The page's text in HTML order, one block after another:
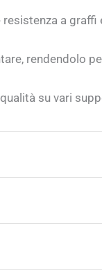
a graffi
rendendolo
su vari
Assicurati di
queste